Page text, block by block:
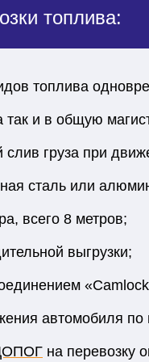
топлива:
топлива
так и в общую
груза при
сталь или
всего 8 метров;
выгрузки;
автомобиля по
на перевозку